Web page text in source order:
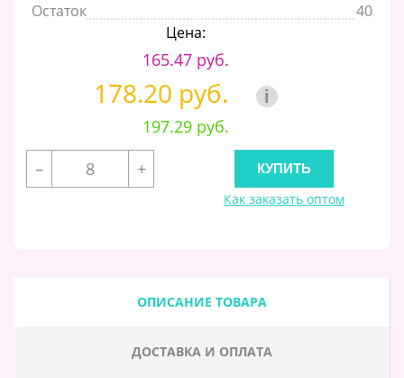
Остаток
40
Цена:
165.47 руб.
178.20 руб. i
197.29 руб.
–
+
Как заказать оптом
ОПИСАНИЕ ТОВАРА
ДОСТАВКА И ОПЛАТА